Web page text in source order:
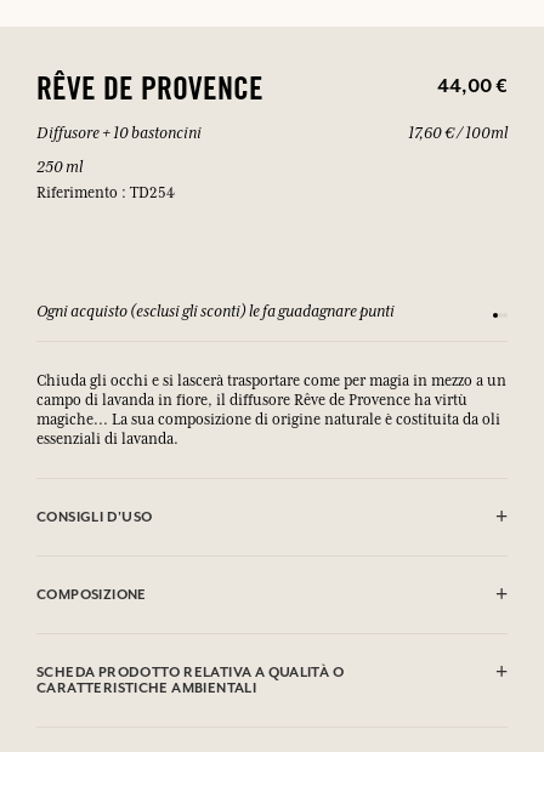
RÊVE DE PROVENCE 44,00 €
Diffusore + 10 bastoncini
250 ml
Riferimento : TD254
17,60 € / 100ml
Ogni acquisto (esclusi gli sconti) le fa guadagnare punti
Chiuda gli occhi e si lascerà trasportare come per magia in mezzo a un
campo di lavanda in fiore, il diffusore Rêve de Provence ha virtù
magiche... La sua composizione di origine naturale è costituita da oli
essenziali di lavanda.
CONSIGLI D'USO
assorbiranno il profumo per spanderlo delicatamente nell'aria fino a
Liquidi e vapori facilmente infiammabili.
Provoca grave irritazione oculare.
COMPOSIZIONE
Contient /Contains: Oils, Lavandin
SCHEDA PRODOTTO RELATIVA A QUALITÀ O
CARATTERISTICHE AMBIENTALI
Si prega di consultare le qualità o le caratteristiche ambientali